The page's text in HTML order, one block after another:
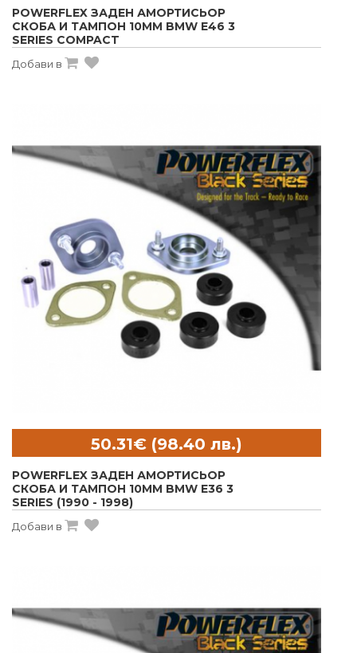
POWERFLEX ЗАДЕН АМОРТИСЬОР
СКОБА И ТАМПОН 10MM BMW E46 3
SERIES COMPACT
Добави в
POWERFLEX ЗАДЕН АМОРТИСЬОР
СКОБА И ТАМПОН 10MM BMW E36 3
SERIES (1990 - 1998)
Добави в